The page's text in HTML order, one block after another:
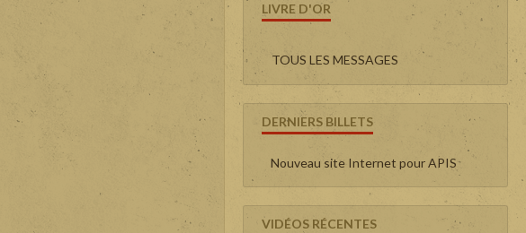
LIVRE D'OR
TOUS LES MESSAGES
DERNIERS BILLETS
Nouveau site Internet pour APIS
VIDÉOS RÉCENTES